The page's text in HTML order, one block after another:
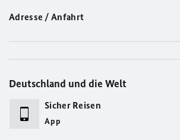
Adresse / Anfahrt
Deutschland und die Welt
Sicher Reisen
App